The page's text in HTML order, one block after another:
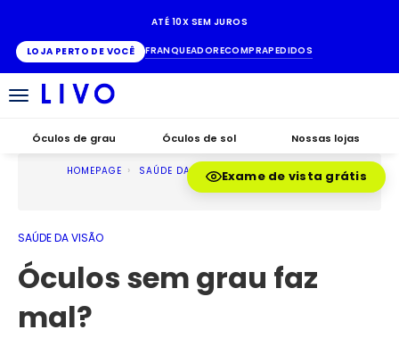
ATÉ 10X SEM JUROS
LOJA PERTO DE VOCÊ FRANQUEADORECOMPRAPEDIDOS
Alternar
Óculos de grau Óculos de sol Nossas lojas
Exame de vista grátis
HOMEPAGE SAÚDE DA VISÃO
SAÚDE DA VISÃO
Óculos sem grau faz
mal?